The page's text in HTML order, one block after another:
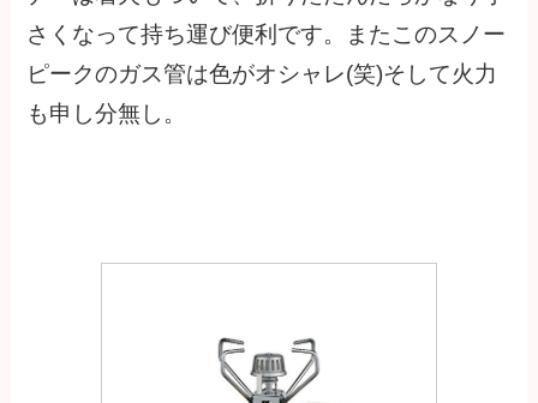
さくなって持ち運び便利です。またこのスノー
ピークのガス管は色がオシャレ(笑)そして火力
も申し分無し。